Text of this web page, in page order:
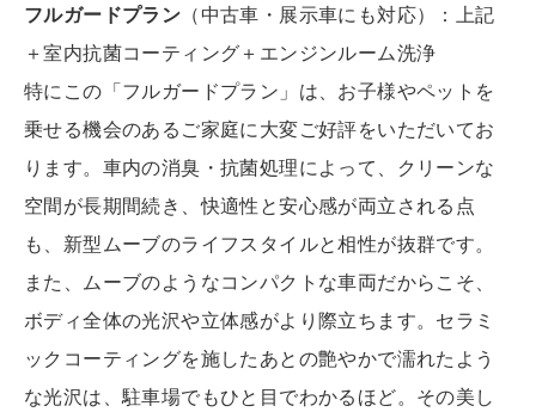
フルガードプラン （中古車・展示車にも対応）：上記
＋室内抗菌コーティング＋エンジンルーム洗浄
特にこの「フルガードプラン」は、お子様やペットを
乗せる機会のあるご家庭に大変ご好評をいただいてお
ります。車内の消臭・抗菌処理によって、クリーンな
空間が長期間続き、快適性と安心感が両立される点
も、新型ムーブのライフスタイルと相性が抜群です。
また、ムーブのようなコンパクトな車両だからこそ、
ボディ全体の光沢や立体感がより際立ちます。セラミ
ックコーティングを施したあとの艶やかで濡れたよう
な光沢は、駐車場でもひと目でわかるほど。その美し